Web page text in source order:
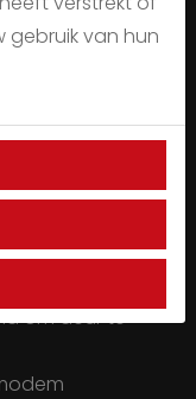
rondom
gebruik van hun